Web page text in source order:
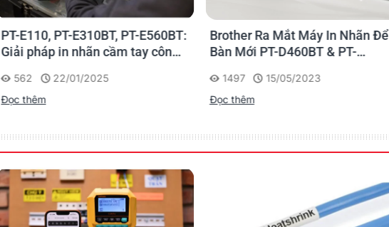
PT-E110, PT-E310BT, PT-E560BT:
Giải pháp in nhãn cầm tay công
562
22/01/2025
Đọc thêm
Brother Ra Mắt Máy In Nhãn Để
Bàn Mới PT-D460BT & PT-
Cho Dân Văn Phòng
1497
15/05/2023
Đọc thêm